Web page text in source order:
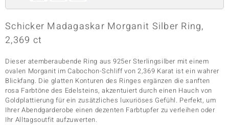
Classics
Schicker Madagaskar Morganit Silber Ring,
2,369 ct
Dieser atemberaubende Ring aus 925er Sterlingsilber mit einem
ovalen Morganit im Cabochon-Schliff von 2,369 Karat ist ein wahrer
Blickfang. Die glatten Konturen des Ringes ergänzen die sanften
rosa Farbtöne des Edelsteins, akzentuiert durch einen Hauch von
Goldplattierung für ein zusätzliches luxuriöses Gefühl. Perfekt, um
Ihrer Abendgarderobe einen dezenten Farbtupfer zu verleihen oder
Ihr Alltagsoutfit aufzuwerten.